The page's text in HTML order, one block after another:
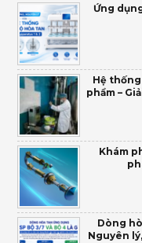
Ứng
Hệ
phẩm –
Khám
Dòng
Nguyên